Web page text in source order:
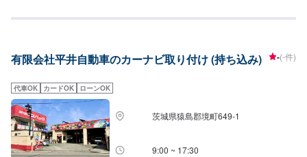
きし、最適な施工方法をご提案しますので、お気軽にお問い合わせ下さい。
～3日程度で納車となります。(要相談)納期は前後する場合がございます。予
業中は代車をご利用ください。※代車の燃料代はお客様にご負担いただいてお
ります。-----ご来店時の注意、受付方法-----入庫の際はお気をつけてお越しく
ださい。駐車スペースは事務所前の空いているスペースに駐車してくださ
い。受付はスタッフへ「メンテモで予約しました」とお伝えください。ご案
内いたします。【定休日・営業時間】定休日：日曜、祝日営業時間：
8:00~18:00
有限会社平井自動車のカーナビ取り付け (持ち込み) -(-件)
代車OK カードOK ローンOK
茨城県猿島郡境町649-1
9:00 ~ 17:30